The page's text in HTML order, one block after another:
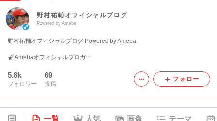
野村祐輔オフィシャルブログ
Powered by Ameba
野村祐輔オフィシャルブログ Powered by Ameba
Amebaオフィシャルブロガー
5.8k
フォロワー
69
投稿
フォロー
一覧 人気 画像 テーマ